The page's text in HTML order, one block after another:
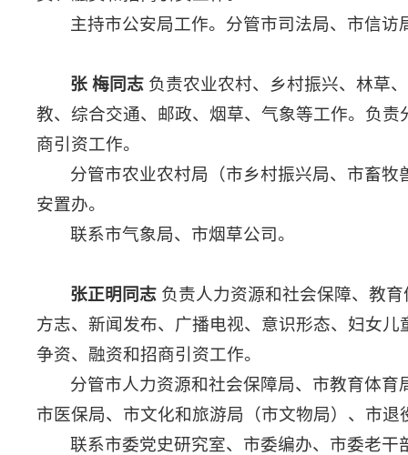
主持市公安局工作。分管市司法局、市信访
张 梅同志 负责农业农村、乡村振兴、林草
教、综合交通、邮政、烟草、气象等工作。负
商引资工作。
分管市农业农村局（市乡村振兴局、市畜
安置办。
联系市气象局、市烟草公司。
张正明同志 负责人力资源和社会保障、教
方志、新闻发布、广播电视、意识形态、妇女
争资、融资和招商引资工作。
分管市人力资源和社会保障局、市教育体
市医保局、市文化和旅游局（市文物局）、市退
联系市委党史研究室、市委编办、市委老